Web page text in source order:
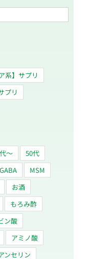
系】サプリ
プリ
～
50代
GABA
MSM
お酒
もろみ酢
ン酸
アミノ酸
ンセリン